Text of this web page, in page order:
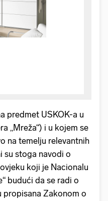
predmet USKOK-a u
„Mreža“) i u kojem se
na temelju relevantnih
su stoga navodi o
koji je Nacionalu
budući da se radi o
propisana Zakonom o